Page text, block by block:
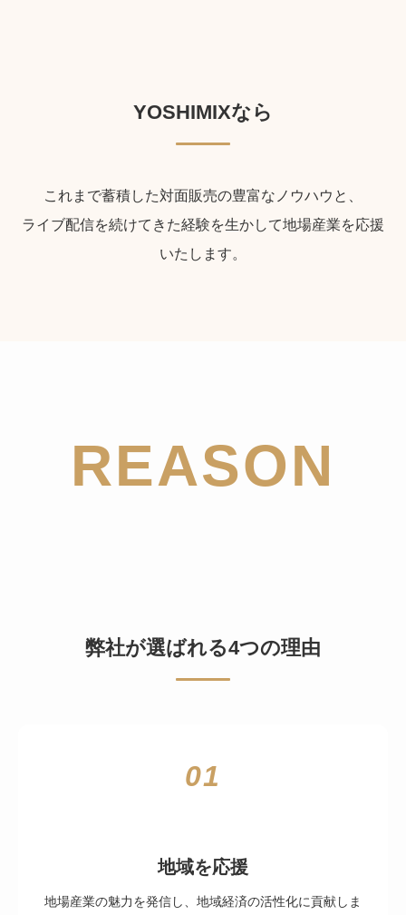
YOSHIMIXなら
これまで蓄積した対面販売の豊富なノウハウと、
ライブ配信を続けてきた経験を生かして地場産業を応援
いたします。
REASON
弊社が選ばれる4つの理由
01
地域を応援
地場産業の魅力を発信し、地域経済の活性化に貢献しま